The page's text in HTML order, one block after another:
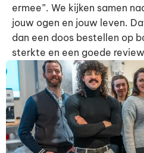
ermee”. We kijken samen
jouw ogen en jouw leven.
dan een doos bestellen op
sterkte en een goede